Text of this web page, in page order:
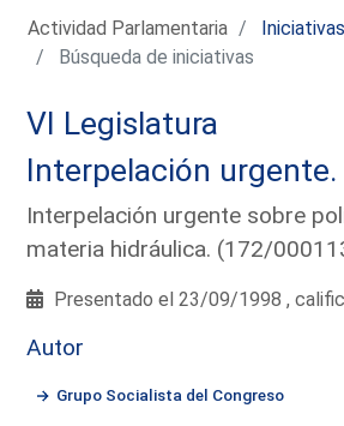
Actividad Parlamentaria
Iniciativas
Búsqueda de iniciativas
VI Legislatura
Interpelación urgente.
Interpelación urgente sobre
materia hidráulica. (172/
Presentado el 23/09/1998 ,
Autor
Grupo Socialista del Congreso